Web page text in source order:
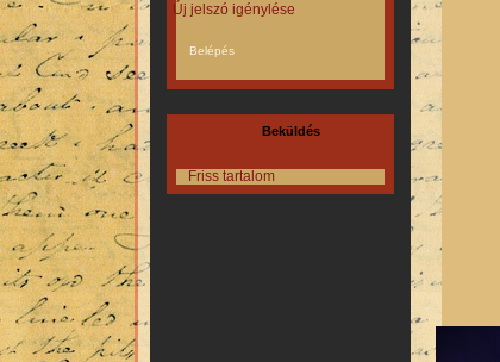
Új jelszó igénylése
Beküldés
Friss tartalom